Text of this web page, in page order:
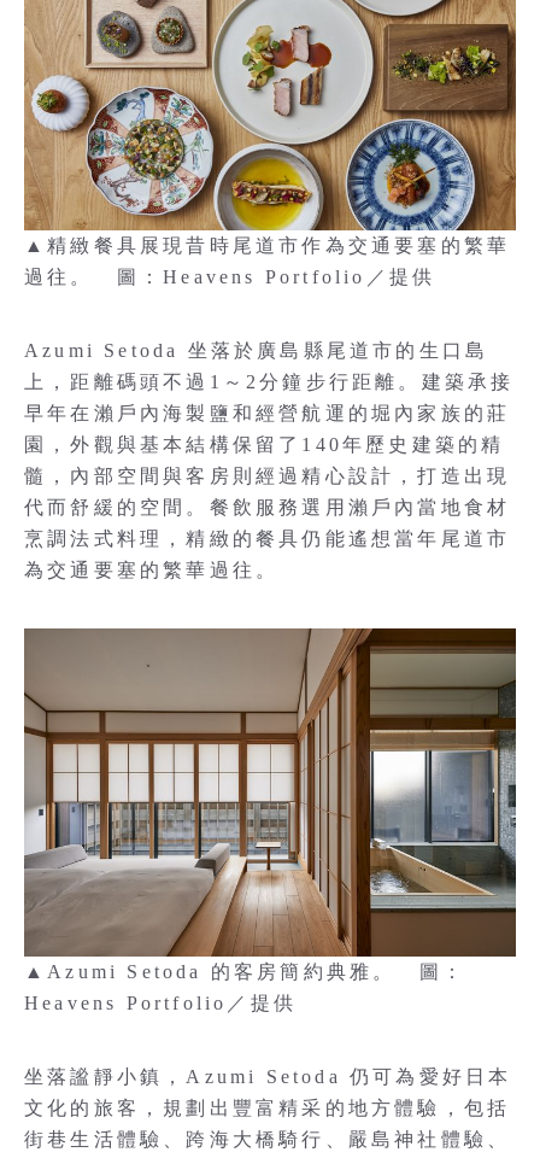
▲精緻餐具展現昔時尾道市作為交通要塞的繁華
過往。 圖：Heavens Portfolio／提供
Azumi Setoda 坐落於廣島縣尾道市的生口島
上，距離碼頭不過1～2分鐘步行距離。建築承接
早年在瀨戶內海製鹽和經營航運的堀內家族的莊
園，外觀與基本結構保留了140年歷史建築的精
髓，內部空間與客房則經過精心設計，打造出現
代而舒緩的空間。餐飲服務選用瀨戶內當地食材
烹調法式料理，精緻的餐具仍能遙想當年尾道市
為交通要塞的繁華過往。
▲Azumi Setoda 的客房簡約典雅。 圖：
Heavens Portfolio／提供
坐落謐靜小鎮，Azumi Setoda 仍可為愛好日本
文化的旅客，規劃出豐富精采的地方體驗，包括
街巷生活體驗、跨海大橋騎行、嚴島神社體驗、